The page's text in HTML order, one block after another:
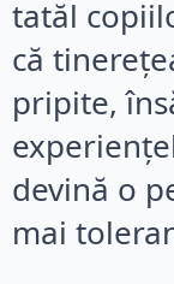
tatăl
că
pripite,
devină o
mai